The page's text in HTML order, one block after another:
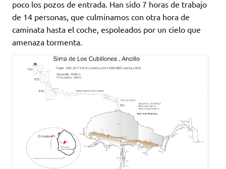
poco los pozos de entrada. Han sido 7 horas de trabajo
de 14 personas, que culminamos con otra hora de
caminata hasta el coche, espoleados por un cielo que
amenaza tormenta.